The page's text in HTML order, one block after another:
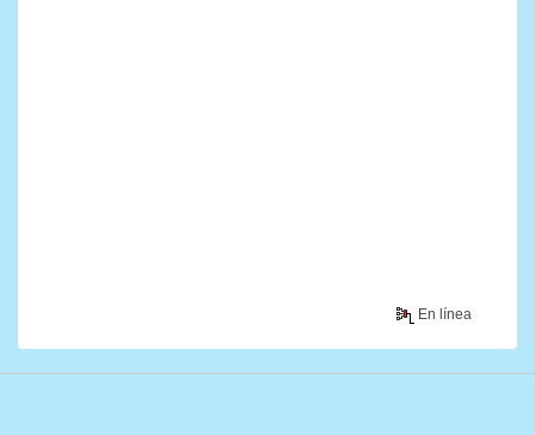
En línea